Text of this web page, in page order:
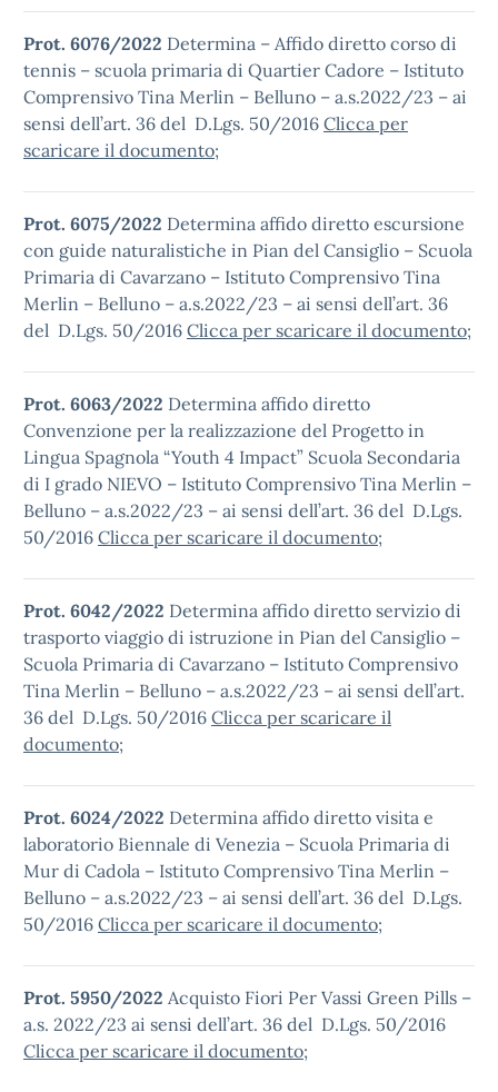
Prot. 6076/2022 Determina – Affido diretto corso di
tennis – scuola primaria di Quartier Cadore – Istituto
Comprensivo Tina Merlin – Belluno – a.s.2022/23 – ai
sensi dell’art. 36 del D.Lgs. 50/2016 Clicca per
scaricare il documento;
Prot. 6075/2022 Determina affido diretto escursione
con guide naturalistiche in Pian del Cansiglio – Scuola
Primaria di Cavarzano – Istituto Comprensivo Tina
Merlin – Belluno – a.s.2022/23 – ai sensi dell’art. 36
del D.Lgs. 50/2016 Clicca per scaricare il documento;
Prot. 6063/2022 Determina affido diretto
Convenzione per la realizzazione del Progetto in
Lingua Spagnola “Youth 4 Impact” Scuola Secondaria
di I grado NIEVO – Istituto Comprensivo Tina Merlin –
Belluno – a.s.2022/23 – ai sensi dell’art. 36 del D.Lgs.
50/2016 Clicca per scaricare il documento;
Prot. 6042/2022 Determina affido diretto servizio di
trasporto viaggio di istruzione in Pian del Cansiglio –
Scuola Primaria di Cavarzano – Istituto Comprensivo
Tina Merlin – Belluno – a.s.2022/23 – ai sensi dell’art.
36 del D.Lgs. 50/2016 Clicca per scaricare il
documento;
Prot. 6024/2022 Determina affido diretto visita e
laboratorio Biennale di Venezia – Scuola Primaria di
Mur di Cadola – Istituto Comprensivo Tina Merlin –
Belluno – a.s.2022/23 – ai sensi dell’art. 36 del D.Lgs.
50/2016 Clicca per scaricare il documento;
Prot. 5950/2022 Acquisto Fiori Per Vassi Green Pills –
a.s. 2022/23 ai sensi dell’art. 36 del D.Lgs. 50/2016
Clicca per scaricare il documento;